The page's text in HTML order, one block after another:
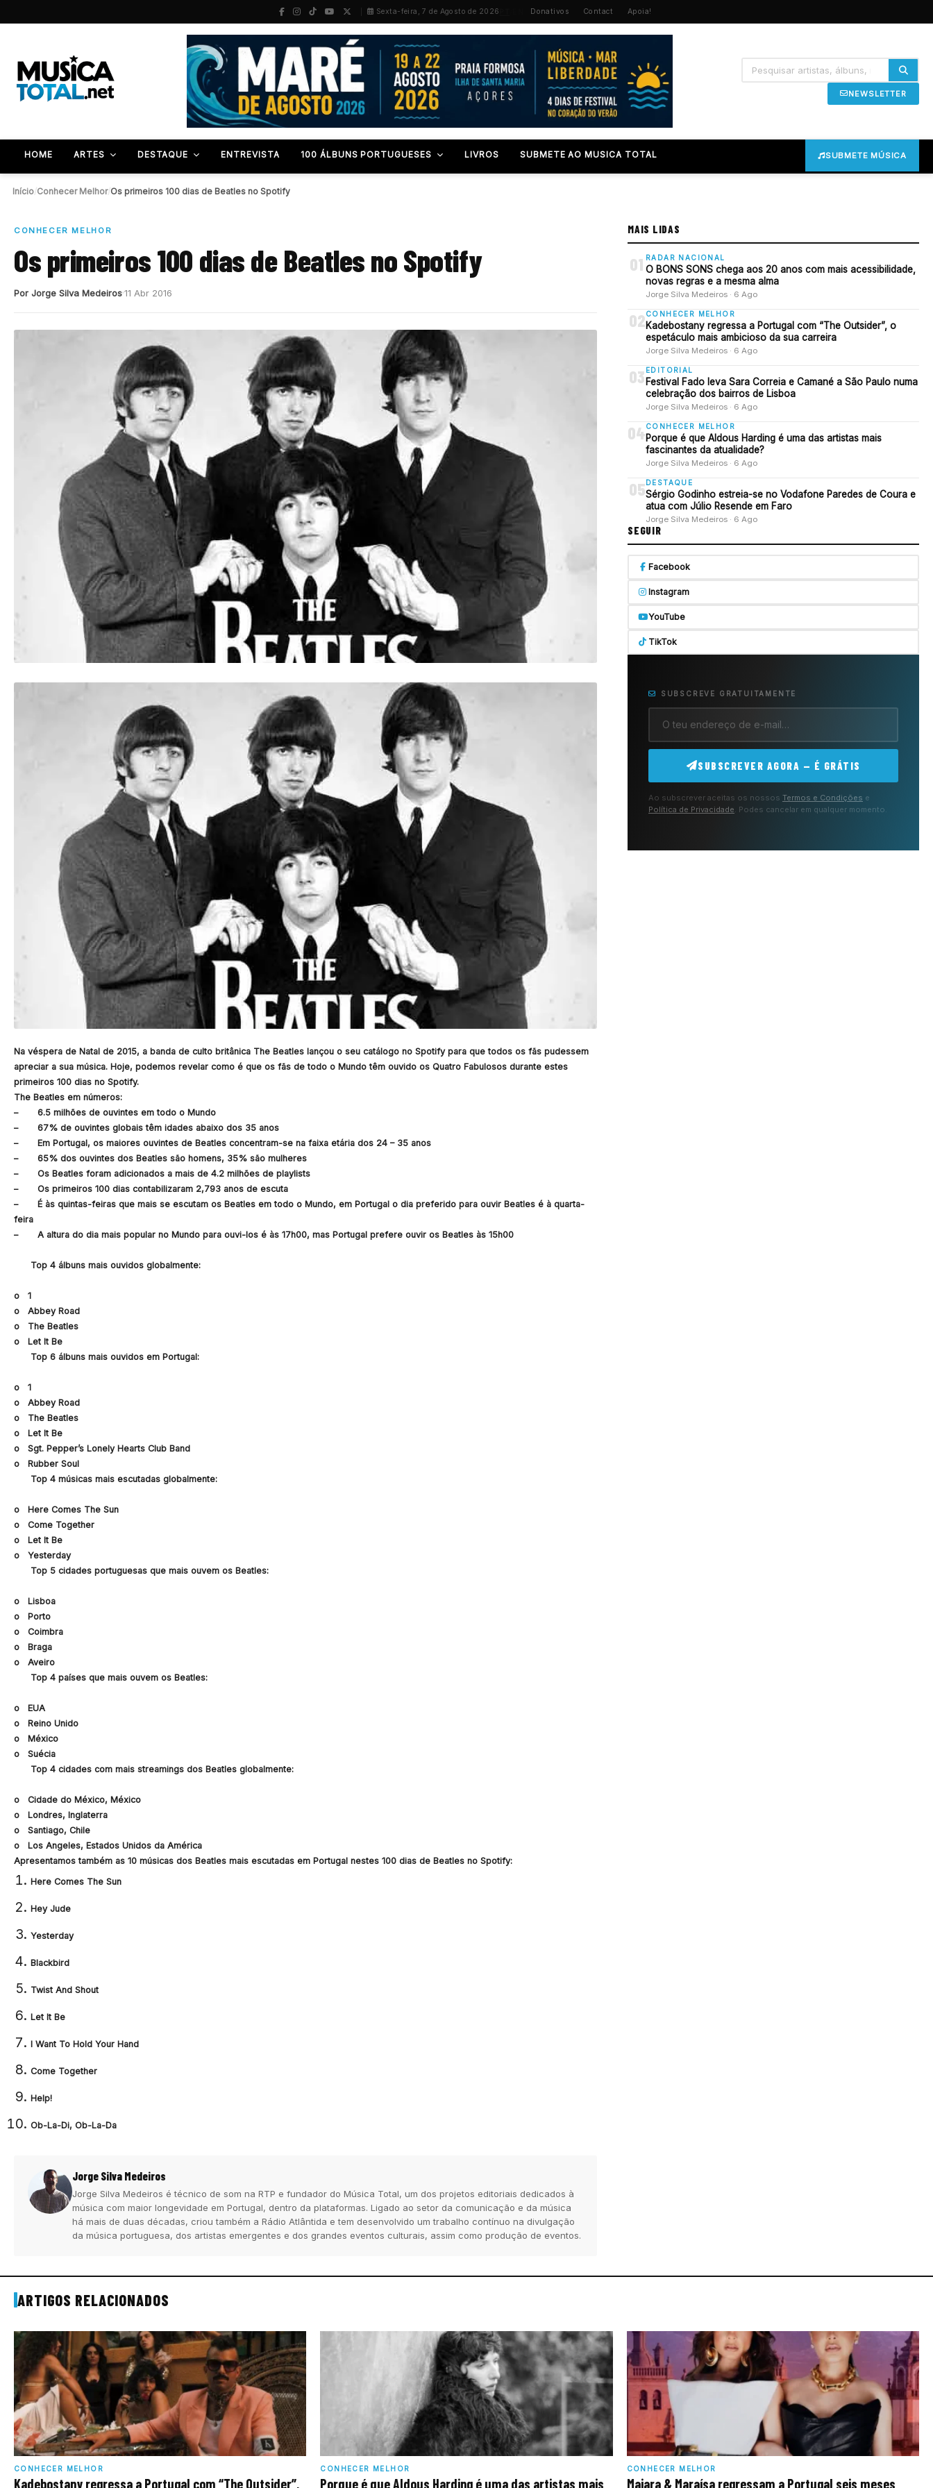
Sexta-feira, 7 de Agosto de 2026 Donativos Contact Apoia!
NEWSLETTER
HOME ARTES DESTAQUE ENTREVISTA 100 ÁLBUNS PORTUGUESES LIVROS SUBMETE AO MUSICA TOTAL SUBMETE MÚSICA
Início Conhecer Melhor/ Os primeiros 100 dias de Beatles no Spotify
CONHECER MELHOR
Os primeiros 100 dias de Beatles no Spotify
Por Jorge Silva Medeiros11 Abr 2016
Na véspera de Natal de 2015, a banda de culto britânica The Beatles lançou o seu catálogo no Spotify para que todos os fãs pudessem
apreciar a sua música. Hoje, podemos revelar como é que os fãs de todo o Mundo têm ouvido os Quatro Fabulosos durante estes
primeiros 100 dias no Spotify.
The Beatles em números:
– 6.5 milhões de ouvintes em todo o Mundo
– 67% de ouvintes globais têm idades abaixo dos 35 anos
– Em Portugal, os maiores ouvintes de Beatles concentram-se na faixa etária dos 24 – 35 anos
– 65% dos ouvintes dos Beatles são homens, 35% são mulheres
– Os Beatles foram adicionados a mais de 4.2 milhões de playlists
– Os primeiros 100 dias contabilizaram 2,793 anos de escuta
– É às quintas-feiras que mais se escutam os Beatles em todo o Mundo, em Portugal o dia preferido para ouvir Beatles é à quarta-
feira
– A altura do dia mais popular no Mundo para ouvi-los é às 17h00, mas Portugal prefere ouvir os Beatles às 15h00
Top 4 álbuns mais ouvidos globalmente:
o 1
o Abbey Road
o The Beatles
o Let It Be
Top 6 álbuns mais ouvidos em Portugal:
o 1
o Abbey Road
o The Beatles
o Let It Be
o Sgt. Pepper’s Lonely Hearts Club Band
o Rubber Soul
Top 4 músicas mais escutadas globalmente:
o Here Comes The Sun
o Come Together
o Let It Be
o Yesterday
Top 5 cidades portuguesas que mais ouvem os Beatles:
o Lisboa
o Porto
o Coimbra
o Braga
o Aveiro
Top 4 países que mais ouvem os Beatles:
o EUA
o Reino Unido
o México
o Suécia
Top 4 cidades com mais streamings dos Beatles globalmente:
o Cidade do México, México
o Londres, Inglaterra
o Santiago, Chile
o Los Angeles, Estados Unidos da América
Apresentamos também as 10 músicas dos Beatles mais escutadas em Portugal nestes 100 dias de Beatles no Spotify:
Here Comes The Sun
Hey Jude
Yesterday
Blackbird
Twist And Shout
Let It Be
I Want To Hold Your Hand
Come Together
Help!
Ob-La-Di, Ob-La-Da
Jorge Silva Medeiros
Jorge Silva Medeiros é técnico de som na RTP e fundador do Música Total, um dos projetos editoriais dedicados à
música com maior longevidade em Portugal, dentro da plataformas. Ligado ao setor da comunicação e da música
há mais de duas décadas, criou também a Rádio Atlântida e tem desenvolvido um trabalho contínuo na divulgação
da música portuguesa, dos artistas emergentes e dos grandes eventos culturais, assim como produção de eventos.
MAIS LIDAS
01 RADAR NACIONAL
O BONS SONS chega aos 20 anos com mais acessibilidade,
novas regras e a mesma alma
Jorge Silva Medeiros · 6 Ago
02 CONHECER MELHOR
Kadebostany regressa a Portugal com “The Outsider”, o
espetáculo mais ambicioso da sua carreira
Jorge Silva Medeiros · 6 Ago
03 EDITORIAL
Festival Fado leva Sara Correia e Camané a São Paulo numa
celebração dos bairros de Lisboa
Jorge Silva Medeiros · 6 Ago
04CONHECER MELHOR
Porque é que Aldous Harding é uma das artistas mais
fascinantes da atualidade?
Jorge Silva Medeiros · 6 Ago
05 DESTAQUE
Sérgio Godinho estreia-se no Vodafone Paredes de Coura e
atua com Júlio Resende em Faro
Jorge Silva Medeiros · 6 Ago
SEGUIR
Facebook
Instagram
YouTube
TikTok
SUBSCREVE GRATUITAMENTE
SUBSCREVER AGORA — É GRÁTIS
Ao subscrever aceitas os nossos Termos e Condições e
Política de Privacidade . Podes cancelar em qualquer momento.
ARTIGOS RELACIONADOS
CONHECER MELHOR
Kadebostany regressa a Portugal com “The Outsider”,
CONHECER MELHOR
Porque é que Aldous Harding é uma das artistas mais
CONHECER MELHOR
Maiara & Maraísa regressam a Portugal seis meses